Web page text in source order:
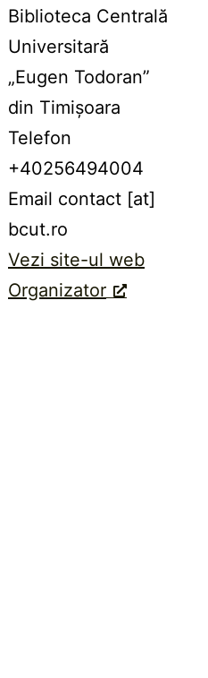
Biblioteca Centrală
Universitară
„Eugen Todoran”
din Timișoara
Telefon
+40256494004
Email contact [at]
bcut.ro
Vezi site-ul web
Organizator